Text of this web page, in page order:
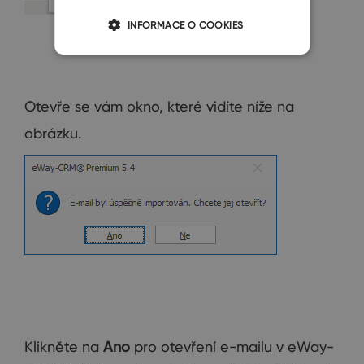
Otevře se vám okno, které vidíte níže na
obrázku.
Klikněte na Ano pro otevření e-mailu v eWay-
INFORMACE O COOKIES